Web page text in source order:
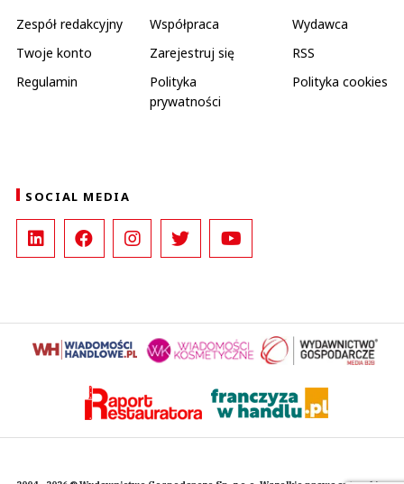
Zespół redakcyjny Współpraca
Wydawca
Twoje konto
Zarejestruj się
RSS
Regulamin
Polityka
prywatności
Polityka cookies
SOCIAL MEDIA